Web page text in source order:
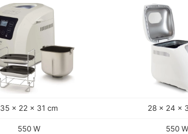
35 x 22 x 31 cm 28 x 24 x
550 W 550 W